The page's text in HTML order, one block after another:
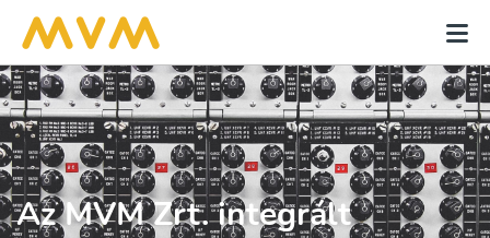
Az MVM Zrt. integrált